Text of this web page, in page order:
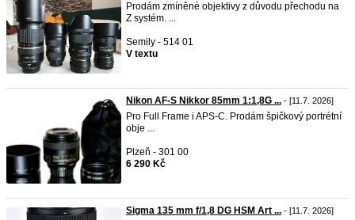
Prodám zmíněné objektivy z důvodu přechodu na
Z systém. ...
Semily - 514 01
V textu
Nikon AF-S Nikkor 85mm 1:1,8G ... - [11.7. 2026]
Pro Full Frame i APS-C. Prodám špičkový portrétní
obje ...
Plzeň - 301 00
6 290 Kč
Sigma 135 mm f/1,8 DG HSM Art ... - [11.7. 2026]